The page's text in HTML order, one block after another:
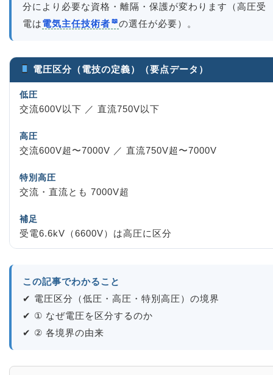
分により必要な資格・離隔・保護が変わります（高圧受
電は電気主任技術者 の選任が必要）。
電圧区分（電技の定義）（要点データ）
低圧
交流600V以下 ／ 直流750V以下
高圧
交流600V超〜7000V ／ 直流750V超〜7000V
特別高圧
交流・直流とも 7000V超
補足
受電6.6kV（6600V）は高圧に区分
この記事でわかること
✔ 電圧区分（低圧・高圧・特別高圧）の境界
✔ ① なぜ電圧を区分するのか
✔ ② 各境界の由来